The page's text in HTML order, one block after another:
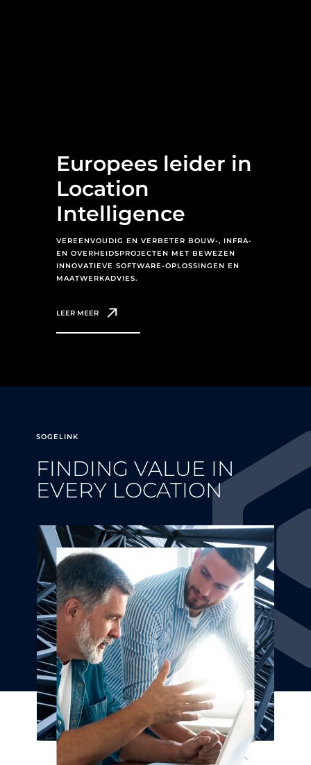
Europees leider in
Location
Intelligence
VEREENVOUDIG EN VERBETER BOUW-, INFRA-
EN OVERHEIDSPROJECTEN MET BEWEZEN
INNOVATIEVE SOFTWARE-OPLOSSINGEN EN
MAATWERKADVIES.
LEER MEER
SOGELINK
FINDING VALUE IN
EVERY LOCATION